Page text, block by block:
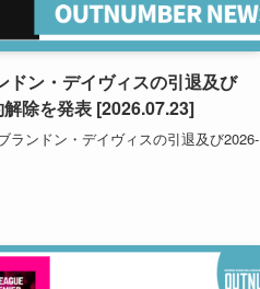
ドン・デイヴィスの引退及び
除を発表 [2026.07.23]
ランドン・デイヴィスの引退及び2026-